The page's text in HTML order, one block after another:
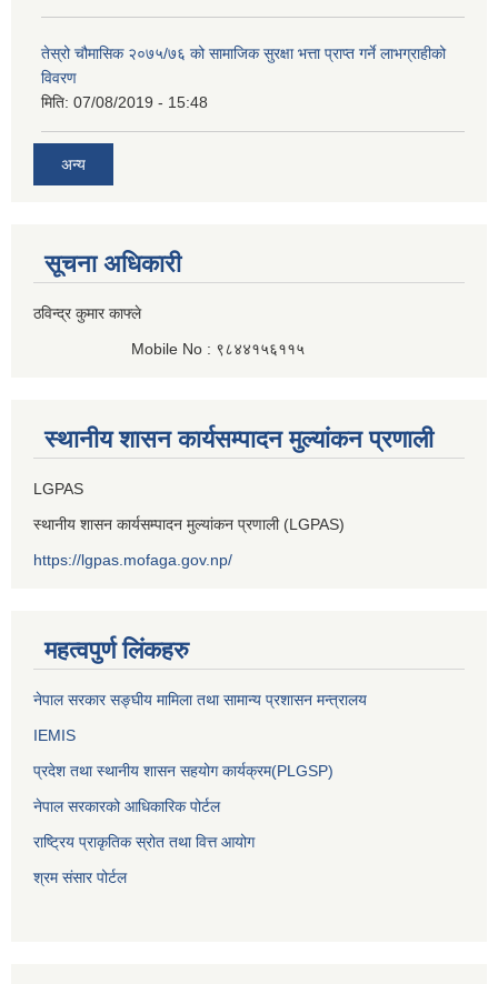
तेस्रो चौमासिक २०७५/७६ को सामाजिक सुरक्षा भत्ता प्राप्त गर्ने लाभग्राहीको
विवरण
मिति: 07/08/2019 - 15:48
अन्य
सूचना अधिकारी
ठविन्द्र कुमार काफ्ले
Mobile No : ९८४४१५६११५
स्थानीय शासन कार्यसम्पादन मुल्यांकन प्रणाली
LGPAS
स्थानीय शासन कार्यसम्पादन मुल्यांकन प्रणाली (LGPAS)
https://lgpas.mofaga.gov.np/
महत्वपुर्ण लिंकहरु
नेपाल सरकार सङ्घीय मामिला तथा सामान्य प्रशासन मन्त्रालय
IEMIS
प्रदेश तथा स्थानीय शासन सहयोग कार्यक्रम(PLGSP)
नेपाल सरकारको आधिकारिक पोर्टल
राष्ट्रिय प्राकृतिक स्रोत तथा वित्त आयोग
श्रम संसार पोर्टल